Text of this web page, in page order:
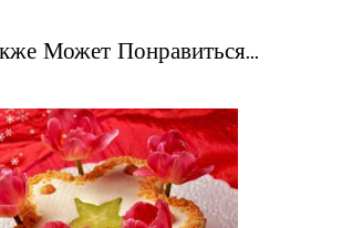
Может Понравиться...